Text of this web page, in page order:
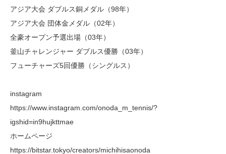
アジア大会 ダブルス銅メダル（98年）
アジア大会 団体金メダル（02年）
全豪オープン予選出場（03年）
釜山チャレンジャー ダブルス優勝（03年）
フューチャーズ5回優勝（シングルス）
instagram
https://www.instagram.com/onoda_m_tennis/?
igshid=in9hujkttmae
ホームページ
https://bitstar.tokyo/creators/michihisaonoda